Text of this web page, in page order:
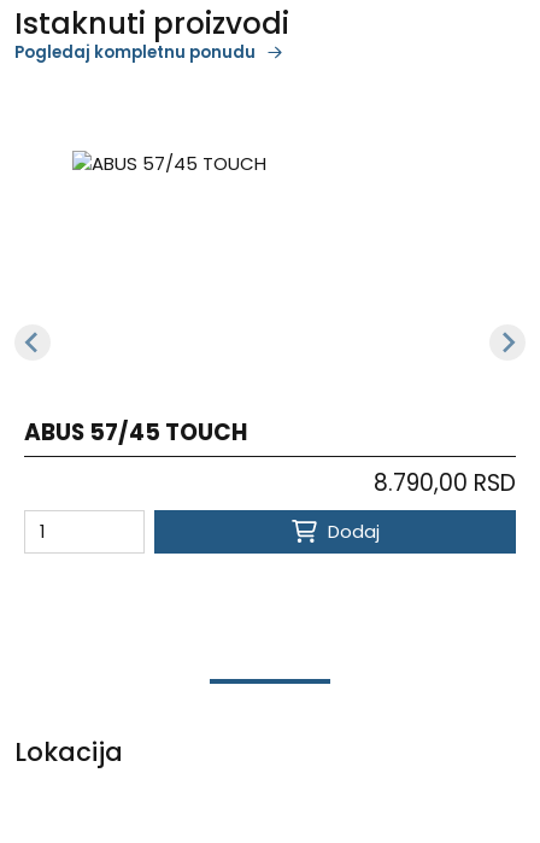
Istaknuti proizvodi
Pogledaj kompletnu ponudu
ABUS 57/45 TOUCH
8.790,00 RSD
Dodaj
Lokacija